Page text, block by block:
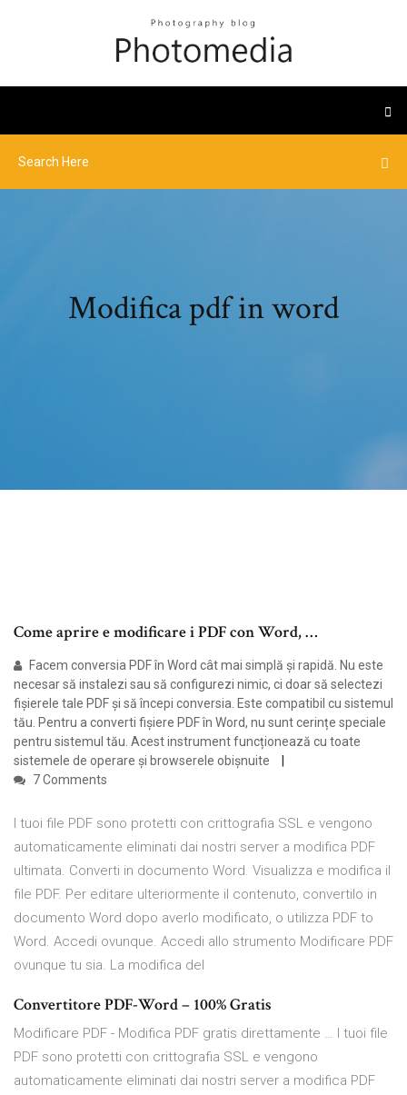
Modifica pdf in word
Come aprire e modificare i PDF con Word, …
Facem conversia PDF în Word cât mai simplă și rapidă. Nu este
necesar să instalezi sau să configurezi nimic, ci doar să selectezi
fișierele tale PDF și să începi conversia. Este compatibil cu sistemul
tău. Pentru a converti fișiere PDF în Word, nu sunt cerințe speciale
pentru sistemul tău. Acest instrument funcționează cu toate
sistemele de operare și browserele obișnuite
7 Comments
I tuoi file PDF sono protetti con crittografia SSL e vengono
automaticamente eliminati dai nostri server a modifica PDF
ultimata. Converti in documento Word. Visualizza e modifica il
file PDF. Per editare ulteriormente il contenuto, convertilo in
documento Word dopo averlo modificato, o utilizza PDF to
Word. Accedi ovunque. Accedi allo strumento Modificare PDF
ovunque tu sia. La modifica del
Convertitore PDF-Word – 100% Gratis
Modificare PDF - Modifica PDF gratis direttamente … I tuoi file
PDF sono protetti con crittografia SSL e vengono
automaticamente eliminati dai nostri server a modifica PDF